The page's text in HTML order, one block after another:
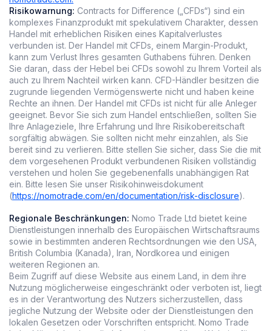
Risikowarnung: Contracts for Difference („CFDs“) sind ein
komplexes Finanzprodukt mit spekulativem Charakter, dessen
Handel mit erheblichen Risiken eines Kapitalverlustes
verbunden ist. Der Handel mit CFDs, einem Margin-Produkt,
kann zum Verlust Ihres gesamten Guthabens führen. Denken
Sie daran, dass der Hebel bei CFDs sowohl zu Ihrem Vorteil als
auch zu Ihrem Nachteil wirken kann. CFD-Händler besitzen die
zugrunde liegenden Vermögenswerte nicht und haben keine
Rechte an ihnen. Der Handel mit CFDs ist nicht für alle Anleger
geeignet. Bevor Sie sich zum Handel entschließen, sollten Sie
Ihre Anlageziele, Ihre Erfahrung und Ihre Risikobereitschaft
sorgfältig abwägen. Sie sollten nicht mehr einzahlen, als Sie
bereit sind zu verlieren. Bitte stellen Sie sicher, dass Sie die mit
dem vorgesehenen Produkt verbundenen Risiken vollständig
verstehen und holen Sie gegebenenfalls unabhängigen Rat
ein. Bitte lesen Sie unser Risikohinweisdokument
(https://nomotrade.com/en/documentation/risk-disclosure).
Regionale Beschränkungen: Nomo Trade Ltd bietet keine
Dienstleistungen innerhalb des Europäischen Wirtschaftsraums
sowie in bestimmten anderen Rechtsordnungen wie den USA,
British Columbia (Kanada), Iran, Nordkorea und einigen
weiteren Regionen an.
Beim Zugriff auf diese Website aus einem Land, in dem ihre
Nutzung möglicherweise eingeschränkt oder verboten ist, liegt
es in der Verantwortung des Nutzers sicherzustellen, dass
jegliche Nutzung der Website oder der Dienstleistungen den
lokalen Gesetzen oder Vorschriften entspricht. Nomo Trade